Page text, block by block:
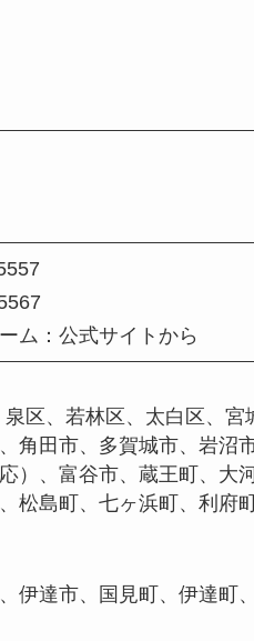
ム：公式サイトから
区、若林区、太白区、
角田市、多賀城市、岩沼
）、富谷市、蔵王町、大
松島町、七ヶ浜町、利府
伊達市、国見町、伊達町